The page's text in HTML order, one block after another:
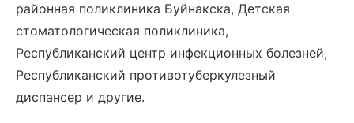
районная поликлиника Буйнакска, Детская
стоматологическая поликлиника,
Республиканский центр инфекционных болезней,
Республиканский противотуберкулезный
диспансер и другие.